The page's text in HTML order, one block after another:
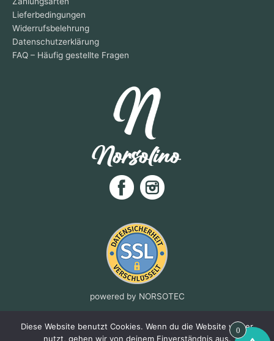
Lieferbedingungen
Widerrufsbelehrung
Datenschutzerklärung
FAQ – Häufig gestellte Fragen
powered by NORSOTEC
www.norsotec.com
0
Diese Website benutzt Cookies. Wenn du die Website weiter
nutzt, gehen wir von deinem Einverständnis aus.